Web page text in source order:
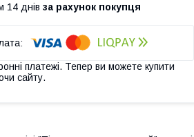
14 днів за рахунок покупця
платежі. Тепер ви можете купити
сайту.